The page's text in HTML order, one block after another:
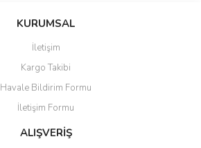
KURUMSAL
İletişim
Kargo Takibi
Havale Bildirim Formu
İletişim Formu
ALIŞVERİŞ